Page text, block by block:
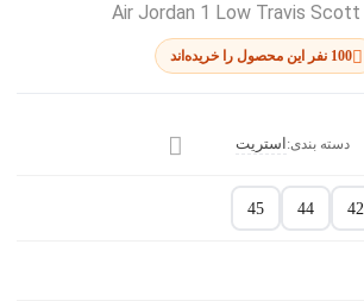
Air Jordan 1 Low Travis Scott
100 نفر این محصول را خریده‌اند
دسته بندی: استریت
42
44
45